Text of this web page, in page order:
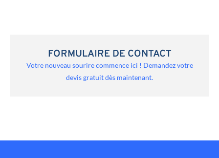
FORMULAIRE DE CONTACT
Votre nouveau sourire commence ici ! Demandez votre
devis gratuit dès maintenant.